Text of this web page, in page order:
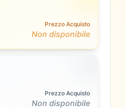
Prezzo Acquisto
Non disponibile
Prezzo Acquisto
Non disponibile